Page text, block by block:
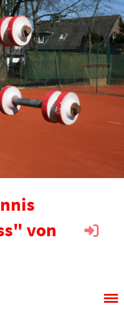
von